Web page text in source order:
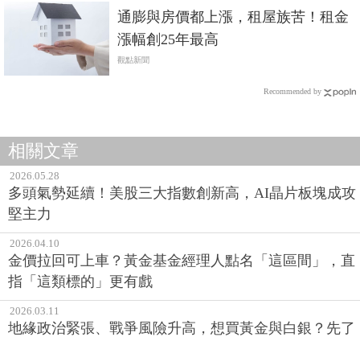
通膨與房價都上漲，租屋族苦！租金
漲幅創25年最高
觀點新聞
Recommended by
相關文章
2026.05.28
多頭氣勢延續！美股三大指數創新高，AI晶片板塊成攻
堅主力
2026.04.10
金價拉回可上車？黃金基金經理人點名「這區間」，直
指「這類標的」更有戲
2026.03.11
地緣政治緊張、戰爭風險升高，想買黃金與白銀？先了